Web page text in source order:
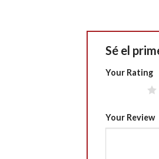
Sé el
Your Rating
Your Review